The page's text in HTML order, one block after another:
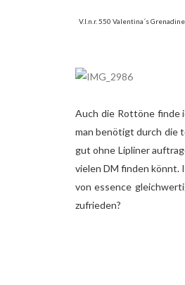
V.l.n.r. 550 Valentina´s
Auch die Rottöne finde
man benötigt durch die
gut ohne Lipliner
vielen DM finden könnt.
von essence
zufrieden?